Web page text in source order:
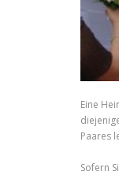
Eine
Paares
Sofern